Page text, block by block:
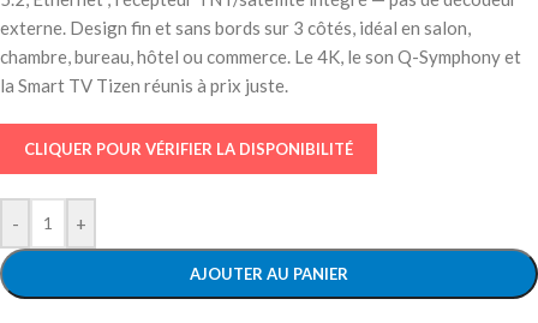
externe. Design fin et sans bords sur 3 côtés, idéal en salon,
chambre, bureau, hôtel ou commerce. Le 4K, le son Q-Symphony et
la Smart TV Tizen réunis à prix juste.
CLIQUER POUR VÉRIFIER LA DISPONIBILITÉ
- +
AJOUTER AU PANIER